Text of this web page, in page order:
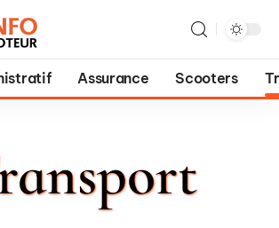
Assurance Scooters